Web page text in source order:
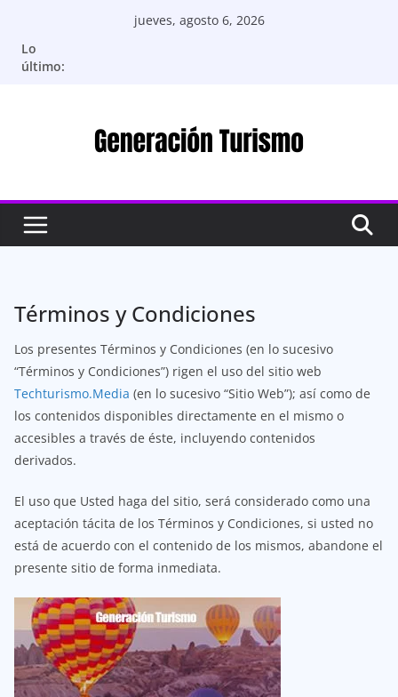
contenido
jueves, agosto 6, 2026
Lo
último:
Términos y Condiciones
Los presentes Términos y Condiciones (en lo sucesivo
“Términos y Condiciones”) rigen el uso del sitio web
Techturismo.Media (en lo sucesivo “Sitio Web”); así como de
los contenidos disponibles directamente en el mismo o
accesibles a través de éste, incluyendo contenidos
derivados.
El uso que Usted haga del sitio, será considerado como una
aceptación tácita de los Términos y Condiciones, si usted no
está de acuerdo con el contenido de los mismos, abandone el
presente sitio de forma inmediata.